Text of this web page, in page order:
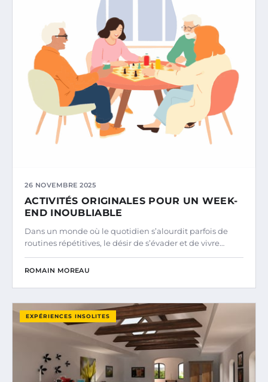
26 NOVEMBRE 2025
ACTIVITÉS ORIGINALES POUR UN WEEK-
END INOUBLIABLE
Dans un monde où le quotidien s’alourdit parfois de
routines répétitives, le désir de s’évader et de vivre…
ROMAIN MOREAU
EXPÉRIENCES INSOLITES